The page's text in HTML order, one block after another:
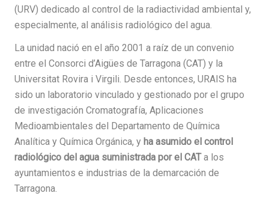
(URV) dedicado al control de la radiactividad ambiental y,
especialmente, al análisis radiológico del agua.
La unidad nació en el año 2001 a raíz de un convenio
entre el Consorci d’Aigües de Tarragona (CAT) y la
Universitat Rovira i Virgili. Desde entonces, URAIS ha
sido un laboratorio vinculado y gestionado por el grupo
de investigación Cromatografía, Aplicaciones
Medioambientales del Departamento de Química
Analítica y Química Orgánica, y ha asumido el control
radiológico del agua suministrada por el CATa los
ayuntamientos e industrias de la demarcación de
Tarragona.